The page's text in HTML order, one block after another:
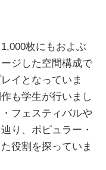
枚にもおよぶ
ジした空間構成で
イとなっていま
も学生が行いまし
フェスティバルや
り、ポピュラー・
役割を探っていま